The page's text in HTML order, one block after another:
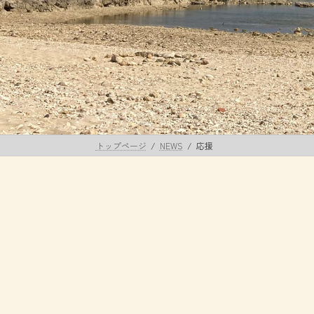
トップページ NEWS 応援